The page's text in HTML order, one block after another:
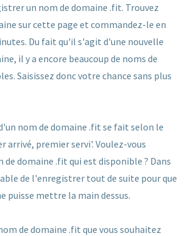
un nom de domaine .fit. Trouvez
sur cette page et commandez-le en
Du fait qu'il s'agit d'une nouvelle
il y a encore beaucoup de noms de
Saisissez donc votre chance sans plus
nom de domaine .fit se fait selon le
arrivé, premier servi'. Voulez-vous
domaine .fit qui est disponible ? Dans
de l'enregistrer tout de suite pour que
puisse mettre la main dessus.
de domaine .fit que vous souhaitez